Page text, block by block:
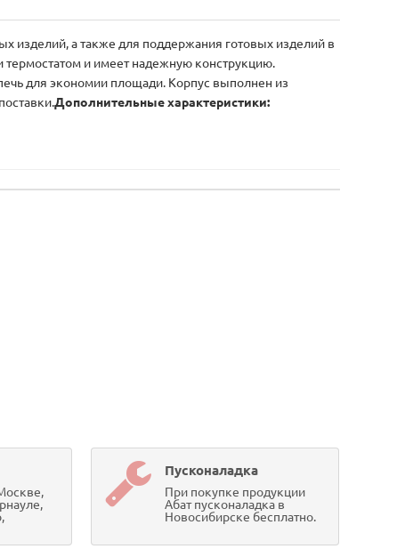
изделий, а также для поддержания готовых изделий в
термостатом и имеет надежную конструкцию.
для экономии площади. Корпус выполнен из
Дополнительные характеристики:
Пусконаладка
При покупке продукции
Абат пусконаладка в
Новосибирске бесплатно.